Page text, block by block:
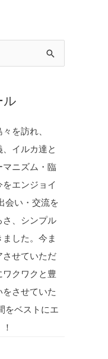
ル
を訪れ、
イルカ達と
ニズム・臨
エンジョイ
会い・交流を
、シンプル
した。今ま
させていただ
クワクと豊
させていた
をベストにエ